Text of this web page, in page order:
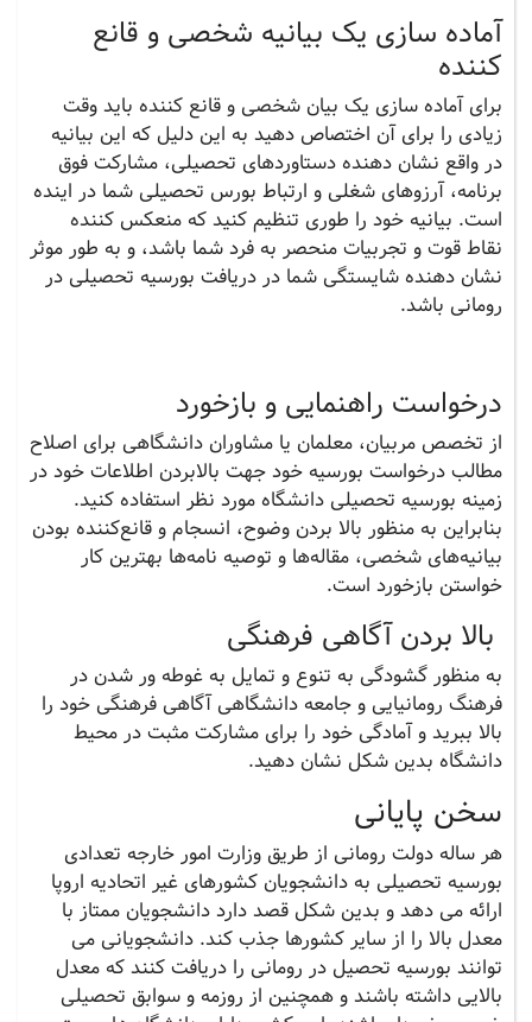
آماده سازی یک بیانیه شخصی و قانع
کننده
برای آماده سازی یک بیان شخصی و قانع کننده باید وقت
زیادی را برای آن اختصاص دهید به این دلیل که این بیانیه
در واقع نشان دهنده دستاوردهای تحصیلی، مشارکت فوق
برنامه، آرزوهای شغلی و ارتباط بورس تحصیلی شما در اینده
است. بیانیه خود را طوری تنظیم کنید که منعکس کننده
نقاط قوت و تجربیات منحصر به فرد شما باشد، و به طور موثر
نشان دهنده شایستگی شما در دریافت بورسیه تحصیلی در
رومانی باشد.
درخواست راهنمایی و بازخورد
از تخصص مربیان، معلمان یا مشاوران دانشگاهی برای اصلاح
مطالب درخواست بورسیه خود جهت بالابردن اطلاعات خود در
زمینه بورسیه تحصیلی دانشگاه مورد نظر استفاده کنید.
بنابراین به منظور بالا بردن وضوح، انسجام و قانع‌کننده بودن
بیانیه‌های شخصی، مقاله‌ها و توصیه نامه‌ها بهترین کار
خواستن بازخورد است.
بالا بردن آگاهی فرهنگی
به منظور گشودگی به تنوع و تمایل به غوطه ور شدن در
فرهنگ رومانیایی و جامعه دانشگاهی آگاهی فرهنگی خود را
بالا ببرید و آمادگی خود را برای مشارکت مثبت در محیط
دانشگاه بدین شکل نشان دهید.
سخن پایانی
هر ساله دولت رومانی از طریق وزارت امور خارجه تعدادی
بورسیه تحصیلی به دانشجویان کشورهای غیر اتحادیه اروپا
ارائه می دهد و بدین شکل قصد دارد دانشجویان ممتاز با
معدل بالا را از سایر کشورها جذب کند. دانشجویانی می
توانند بورسیه تحصیل در رومانی را دریافت کنند که معدل
بالایی داشته باشند و همچنین از روزمه و سوابق تحصیلی